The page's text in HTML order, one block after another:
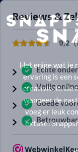
Het enige wat je
ervaring is een
creativiteit. De
wanneer de
voeg er leuk
extase!